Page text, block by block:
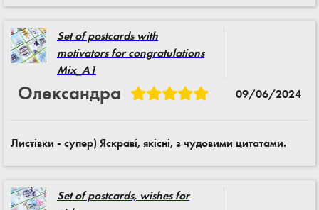
Set of postcards with
motivators for congratulations
Mix_A1
Олександра 09/06/2024
Листівки - супер) Яскраві, якісні, з чудовими цитатами.
Set of postcards, wishes for